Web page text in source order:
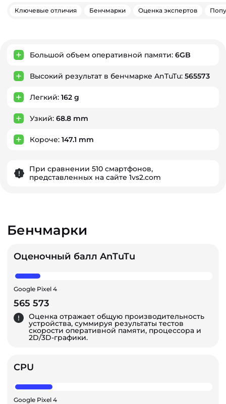
Ключевые отличия Бенчмарки Оценка экспертов
Ключевые преимущества
Большой объем оперативной памяти: 6GB
Высокий результат в бенчмарке AnTuTu: 565573
Легкий: 162 g
Узкий: 68.8 mm
Короче: 147.1 mm
При сравнении 510 смартфонов,
представленных на сайте 1vs2.com
Бенчмарки
Оценочный балл AnTuTu
Google Pixel 4
565 573
Оценка отражает общую производительность
устройства, суммируя результаты тестов
скорости оперативной памяти, процессора и
2D/3D-графики.
CPU
Google Pixel 4